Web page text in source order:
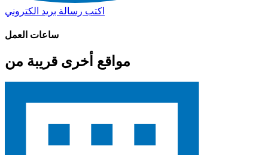
اكتب رسالة بريد الكتروني
ساعات العمل
مواقع أخرى قريبة من